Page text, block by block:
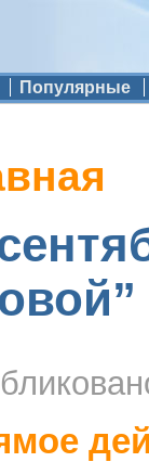
Популярные